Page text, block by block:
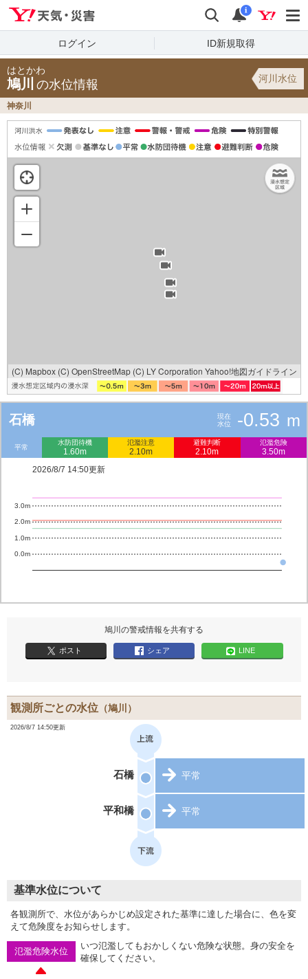
検索 通知
i
ログイン ID新規取得
はとかわ
鳩川 の水位情報 河川水位
神奈川
(C) Mapbox (C) OpenStreetMap (C) LY Corporation Yahoo!地図ガイドライン
石橋
現在
水位
-0.53 m
平常
水防団待機
1.60m
氾濫注意
2.10m
避難判断
2.10m
氾濫危険
3.50m
2026/8/7 14:50更新
0.0m
1.0m
2.0m
3.0m
鳩川の警戒情報を共有する
ポスト シェア LINE
観測所ごとの水位 （鳩川）
2026/8/7 14:50更新
石橋 平常
平和橋 平常
基準水位について
各観測所で、水位があらかじめ設定された基準に達した場合に、色を変
えて危険度をお知らせします。
氾濫危険水位
いつ氾濫してもおかしくない危険な状態。身の安全を
確保してください。